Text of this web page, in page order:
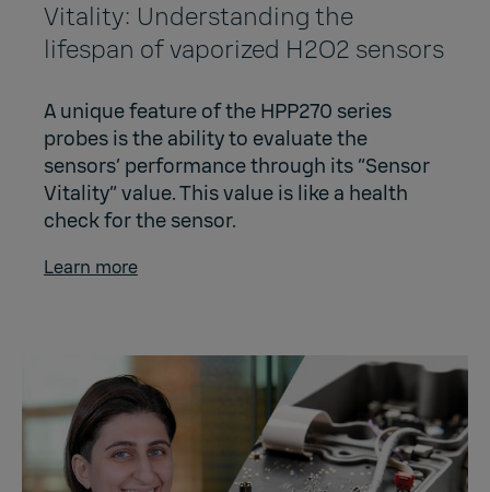
Vitality: Understanding the
lifespan of vaporized H2O2 sensors
A unique feature of the HPP270 series
probes is the ability to evaluate the
sensors’ performance through its “Sensor
Vitality” value. This value is like a health
check for the sensor.
Learn more